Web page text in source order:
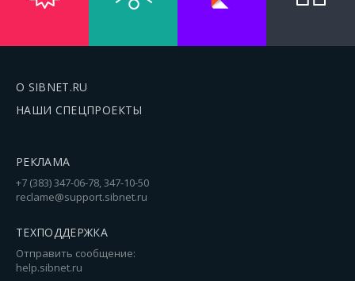
О SIBNET.RU
НАШИ СПЕЦПРОЕКТЫ
РЕКЛАМА
+7 (383) 347-06-78, 347-10-50
reclame@support.sibnet.ru
ТЕХПОДДЕРЖКА
Отправить сообщение:
help.sibnet.ru